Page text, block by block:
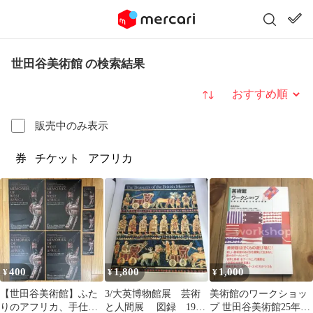
世田谷美術館 の検索結果
販売中のみ表示
並び替え
券 チケット アフリカ
¥400
【世田谷美術館】ふた
りのアフリカ、手仕事
¥1,800
3/大英博物館展 芸術
と人間展 図録 1990
¥ 1,000
美術館のワークショッ
プ 世田谷美術館25年間